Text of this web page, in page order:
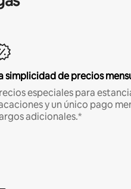
simplicidad de precios
especiales para
y un único pago
adicionales.*